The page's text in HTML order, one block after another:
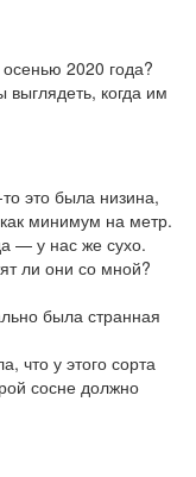
2020 года?
когда им
это была низина,
минимум на метр.
— у нас же сухо.
ли они со мной?
была странная
что у этого сорта
сосне должно